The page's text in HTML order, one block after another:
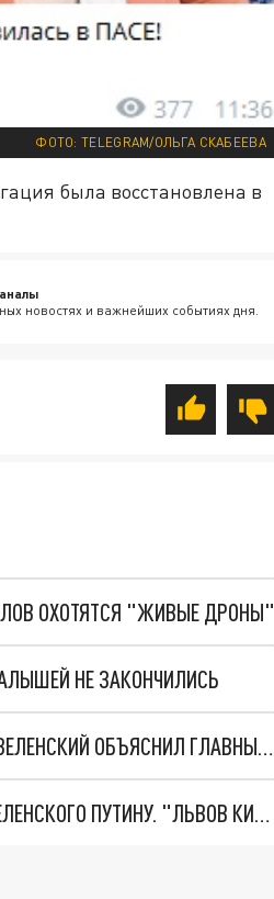
ФОТО: TELEGRAM/ОЛЬГА СКАБЕЕВА
была восстановлена в
новостях и важнейших событиях дня.
ОХОТЯТСЯ "ЖИВЫЕ ДРОНЫ"
НЕ ЗАКОНЧИЛИСЬ
"МЫ ВАС ЗАСТАВИМ": ЖУТКИЕ ДЕТАЛИ ОХОТЫ НА ГЕНЕРАЛА. ЗЕЛЕНСКИЙ ОБЪЯСНИЛ ГЛАВНЫЙ СМЫСЛ ТЕРАКТА В ЦЕНТРЕ МОСКВЫ
НОВОЕ МАСШТАБНЕЙШЕЕ НАСТУПЛЕНИЕ. ТРИ УЛЬТИМАТУМА ЗЕЛЕНСКОГО ПУТИНУ. "ЛЬВОВ КИМА" ПОСТАВЯТ НА ПВО? ГЛОБАЛЬНЫЙ ПРОРЫВ ПОД ЗАПОРОЖЬЕМ